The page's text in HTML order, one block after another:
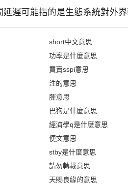
遲可能指的是生態系統對外界
short中文意思
功率是什麼意思
買賣sspi意思
泩的意思
腪意思
巴狗是什麼意思
經濟學q是什麼意思
便文意思
stby是什麼意思
請勿轉載意思
天賜良緣的意思